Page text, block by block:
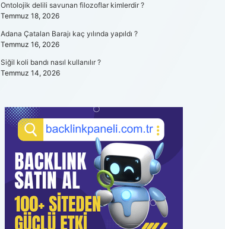
Ontolojik delili savunan filozoflar kimlerdir ?
Temmuz 18, 2026
Adana Çatalan Barajı kaç yılında yapıldı ?
Temmuz 16, 2026
Siğil koli bandı nasıl kullanılır ?
Temmuz 14, 2026